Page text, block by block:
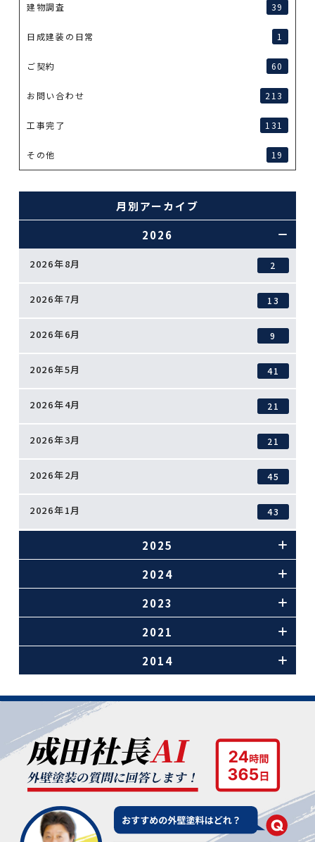
建物調査 39
日成建装の日常 1
ご契約 60
お問い合わせ 213
工事完了 131
その他 19
月別アーカイブ
2026
2026年8月 2
2026年7月 13
2026年6月 9
2026年5月 41
2026年4月 21
2026年3月 21
2026年2月 45
2026年1月 43
2025
2024
2023
2021
2014